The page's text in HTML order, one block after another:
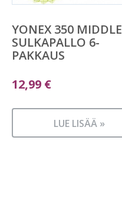
YONEX 350 MIDDLE
SULKAPALLO 6-
PAKKAUS
12,99 €
LUE LISÄÄ »